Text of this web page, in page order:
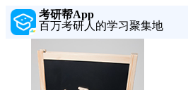
考研帮App
百万考研人的学习聚集地